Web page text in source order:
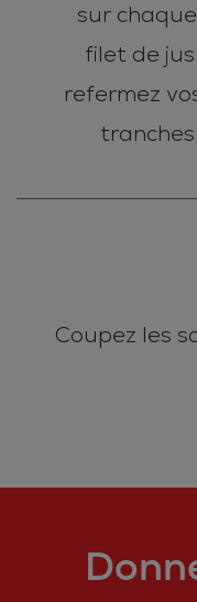
sur
filet de
refermez
Coupez les